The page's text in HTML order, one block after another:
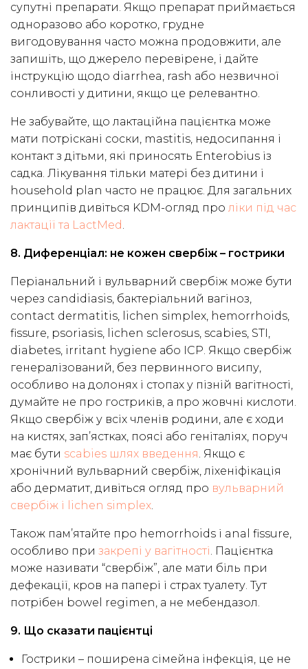
супутні препарати. Якщо препарат приймається
одноразово або коротко, грудне
вигодовування часто можна продовжити, але
запишіть, що джерело перевірене, і дайте
інструкцію щодо diarrhea, rash або незвичної
сонливості у дитини, якщо це релевантно.
Не забувайте, що лактаційна пацієнтка може
мати потріскані соски, mastitis, недосипання і
контакт з дітьми, які приносять Enterobius із
садка. Лікування тільки матері без дитини і
household plan часто не працює. Для загальних
принципів дивіться KDM-огляд про ліки під час
лактації та LactMed.
8. Диференціал: не кожен свербіж – гострики
Періанальний і вульварний свербіж може бути
через candidiasis, бактеріальний вагіноз,
contact dermatitis, lichen simplex, hemorrhoids,
fissure, psoriasis, lichen sclerosus, scabies, STI,
diabetes, irritant hygiene або ICP. Якщо свербіж
генералізований, без первинного висипу,
особливо на долонях і стопах у пізній вагітності,
думайте не про гостриків, а про жовчні кислоти.
Якщо свербіж у всіх членів родини, але є ходи
на кистях, зап’ястках, поясі або геніталіях, поруч
має бути scabies шлях введення. Якщо є
хронічний вульварний свербіж, ліхеніфікація
або дерматит, дивіться огляд про вульварний
свербіж і lichen simplex.
Також пам’ятайте про hemorrhoids і anal fissure,
особливо при закрепі у вагітності. Пацієнтка
може називати “свербіж”, але мати біль при
дефекації, кров на папері і страх туалету. Тут
потрібен bowel regimen, а не мебендазол.
9. Що сказати пацієнтці
Гострики – поширена сімейна інфекція, це не